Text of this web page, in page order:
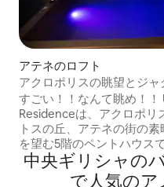
アテネのロフト
アクロポリスの眺望とジャ
た、くつろげるペントハウ
すごい！！なんて眺め！！
Residenceは、アクロポリ
トスの丘、アテネの街の
を望む5階のペントハウス
デザインの完璧なロケー
本当にユニークな空間です！ 無料の
中央ギリシャの
で人気の